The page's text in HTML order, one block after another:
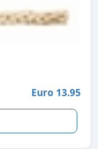
Euro 13.95